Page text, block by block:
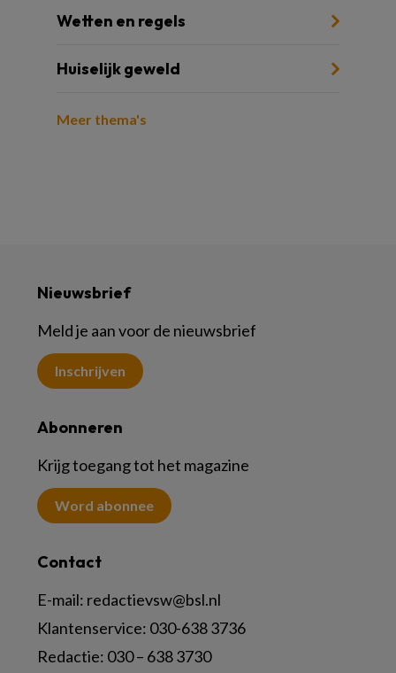
Wetten en regels
Huiselijk geweld
Meer thema's
Nieuwsbrief
Meld je aan voor de nieuwsbrief
Inschrijven
Abonneren
Krijg toegang tot het magazine
Word abonnee
Contact
E-mail: redactievsw@bsl.nl
Klantenservice: 030-638 3736
Redactie: 030 – 638 3730